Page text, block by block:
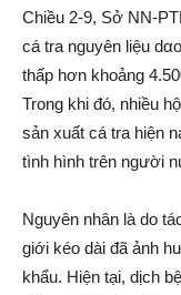
Chiều 2-9, Sở NN-
cá tra nguyên liệu
thấp hơn khoảng
Trong khi đó, nhiều
sản xuất cá tra hiện
tình hình trên người
Nguyên nhân là do
giới kéo dài đã ảnh
khẩu. Hiện tại, dịc‌h